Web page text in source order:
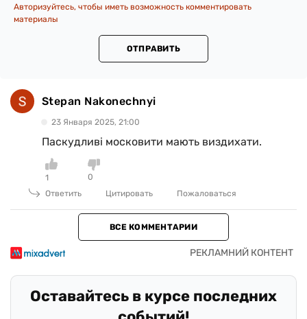
Авторизуйтесь, чтобы иметь возможность комментировать
материалы
ОТПРАВИТЬ
Stepan Nakonechnyi
23 Января 2025, 21:00
Паскудливі московити мають виздихати.
1
0
Ответить
Цитировать Пожаловаться
ВСЕ КОММЕНТАРИИ
Оставайтесь в курсе последних